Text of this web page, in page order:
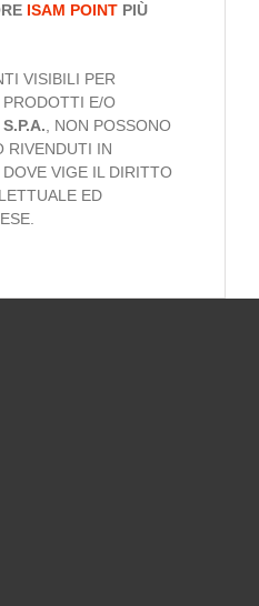
ISAM POINT PIÙ
VISIBILI PER
E/O
, NON POSSONO
RIVENDUTI IN
VIGE IL DIRITTO
ED